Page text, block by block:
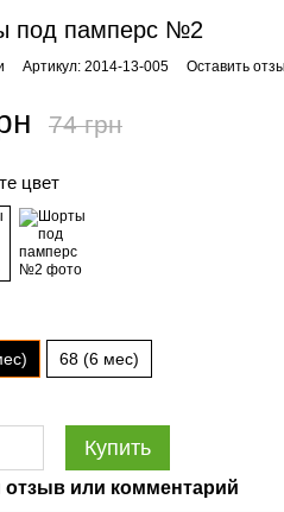
под памперс №2
Артикул: 2014-13-005 Оставить
74 грн
цвет
68 (6 мес)
Купить
или комментарий